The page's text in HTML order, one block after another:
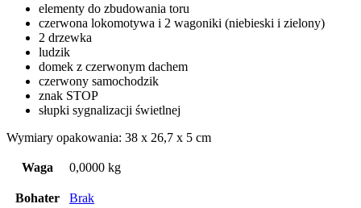
elementy do zbudowania toru
czerwona lokomotywa i 2 wagoniki (niebieski i zielony)
2 drzewka
ludzik
domek z czerwonym dachem
czerwony samochodzik
znak STOP
słupki sygnalizacji świetlnej
Wymiary opakowania: 38 x 26,7 x 5 cm
Waga 0,0000 kg
Bohater Brak